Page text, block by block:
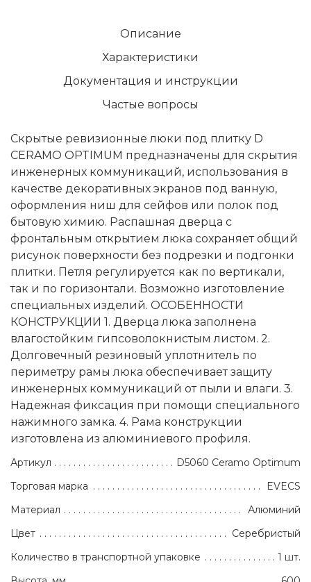
Описание
Характеристики
Документация и инструкции
Частые вопросы
Скрытые ревизионные люки под плитку D
CERAMO OPTIMUM предназначены для скрытия
инженерных коммуникаций, использования в
качестве декоративных экранов под ванную,
оформления ниш для сейфов или полок под
бытовую химию. Распашная дверца с
фронтальным открытием люка сохраняет общий
рисунок поверхности без подрезки и подгонки
плитки. Петля регулируется как по вертикали,
так и по горизонтали. Возможно изготовление
специальных изделий. ОСОБЕННОСТИ
КОНСТРУКЦИИ 1. Дверца люка заполнена
влагостойким гипсоволокнистым листом. 2.
Долговечный резиновый уплотнитель по
периметру рамы люка обеспечивает защиту
инженерных коммуникаций от пыли и влаги. 3.
Надежная фиксация при помощи специального
нажимного замка. 4. Рама конструкции
изготовлена из алюминиевого профиля.
Артикул
D5060 Ceramo Optimum
Торговая марка
EVECS
Материал
Алюминий
Цвет
Серебристый
Количество в транспортной упаковке
1 шт.